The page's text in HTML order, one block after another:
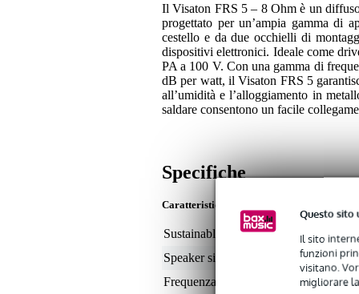
Questo sito
Il sito
funzioni
visitano.
migliorare
Il Visaton FRS 5 – 8 Ohm è un
progettato per un’ampia gamma di
cestello e da due occhielli di
dispositivi elettronici. Ideale come
PA a 100 V. Con una gamma di
dB per watt, il Visaton FRS 5
all’umidità e l’alloggiamento in
saldare consentono un facile
Specifiche
Caratteristiche
Sustainable product
Speaker size (inches)
2
Frequenza minima